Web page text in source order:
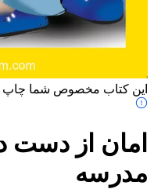
این کتاب مخصوص شما
امان از دست
مدرسه